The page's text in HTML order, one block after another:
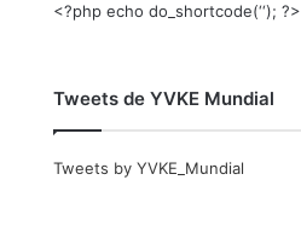
<?php echo do_shortcode(‘‘); ?>
Tweets de YVKE Mundial
Tweets by YVKE_Mundial